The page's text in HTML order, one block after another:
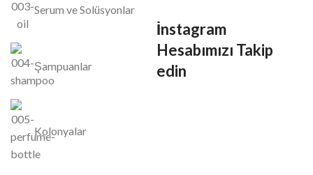
Serum ve Solüsyonlar
Şampuanlar
Kolonyalar
İnstagram
Hesabımızı Takip
edin